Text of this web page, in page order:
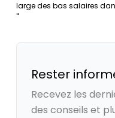
large des bas salaires
"
Rester
Recevez les
des conseils et